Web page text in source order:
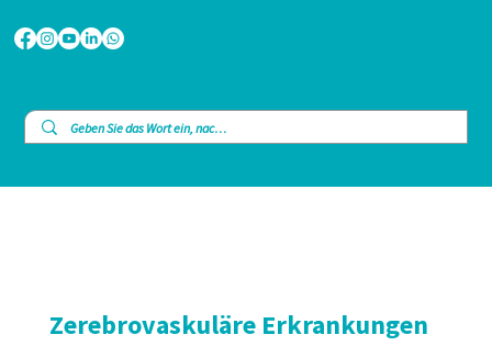
Zerebrovaskuläre Erkrankungen